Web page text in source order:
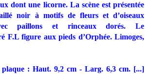
dont une licorne. La scène est présentée
noir à motifs de fleurs et d’oiseaux
paillons et rinceaux dorés. Le
F.L figure aux pieds d’Orphée. Limoges,
plaque : Haut. 9,2 cm - Larg. 6,3 cm. [...]